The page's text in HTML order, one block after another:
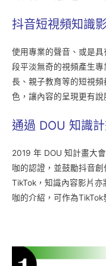
抖音短視頻知識
使用專業的聲音、或是
段平淡無奇的視頻產生
長、親子教育等的短視
色，讓內容的呈現更有說
通過 DOU 知識
2019 年 DOU 知計畫大
咖的認證，並鼓勵抖音
TikTok，知識內容影片
咖的介紹，可作為